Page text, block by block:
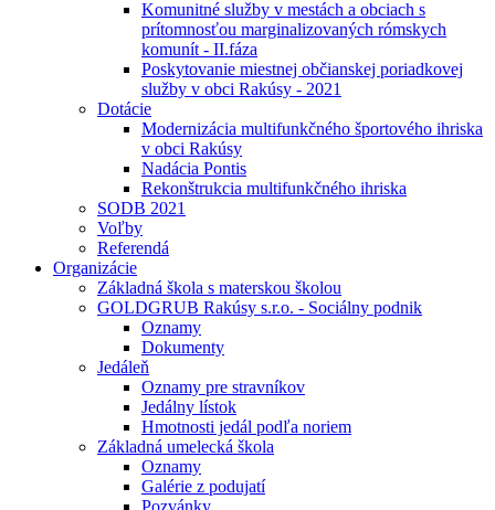
Komunitné služby v mestách a obciach s
prítomnosťou marginalizovaných rómskych
komunít - II.fáza
Poskytovanie miestnej občianskej poriadkovej
služby v obci Rakúsy - 2021
Dotácie
Modernizácia multifunkčného športového ihriska
v obci Rakúsy
Nadácia Pontis
Rekonštrukcia multifunkčného ihriska
SODB 2021
Voľby
Referendá
Organizácie
Základná škola s materskou školou
GOLDGRUB Rakúsy s.r.o. - Sociálny podnik
Oznamy
Dokumenty
Jedáleň
Oznamy pre stravníkov
Jedálny lístok
Hmotnosti jedál podľa noriem
Základná umelecká škola
Oznamy
Galérie z podujatí
Pozvánky